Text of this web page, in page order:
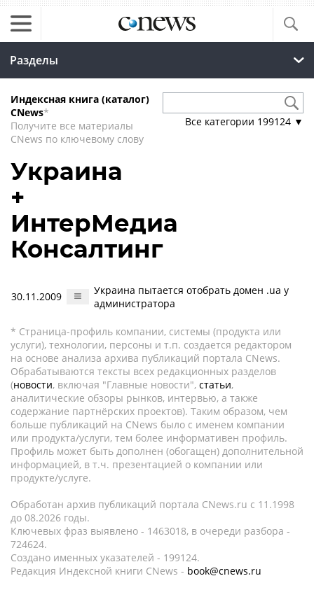
Разделы
Индексная книга (каталог)
CNews*
Получите все материалы
CNews по ключевому слову
Все категории 199124 ▼
Украина
+
ИнтерМедиа
Консалтинг
30.11.2009
Украина пытается отобрать домен .ua у
администратора
* Страница-профиль компании, системы (продукта или
услуги), технологии, персоны и т.п. создается редактором
на основе анализа архива публикаций портала CNews.
Обрабатываются тексты всех редакционных разделов
(новости, включая "Главные новости", статьи,
аналитические обзоры рынков, интервью, а также
содержание партнёрских проектов). Таким образом, чем
больше публикаций на CNews было с именем компании
или продукта/услуги, тем более информативен профиль.
Профиль может быть дополнен (обогащен) дополнительной
информацией, в т.ч. презентацией о компании или
продукте/услуге.
Обработан архив публикаций портала CNews.ru c 11.1998
до 08.2026 годы.
Ключевых фраз выявлено - 1463018, в очереди разбора -
724624.
Создано именных указателей - 199124.
Редакция Индексной книги CNews - book@cnews.ru